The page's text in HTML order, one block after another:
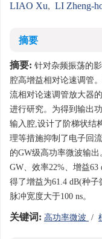
LIAO Xu, LI Zheng-
摘要
摘要: 针对杂频振荡的
腔高增益相对论速调管
流相对论速调管放大器
进行研究。为得到输出
输入腔,设计了阶梯状结
理等措施抑制了电子回
的GW级高功率微波输
GW、效率22%、增益
得了增益为61.4 dB(种
脉冲宽度大于100 ns。
关键词: 高功率微波 /